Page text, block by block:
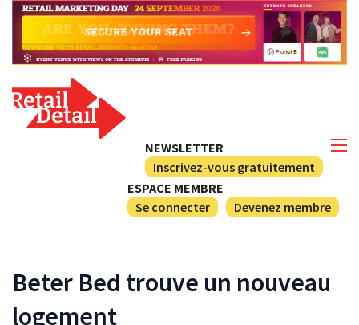
NEWSLETTER
Inscrivez-vous gratuitement
ESPACE MEMBRE
Se connecter
Devenez membre
Beter Bed trouve un nouveau
logement